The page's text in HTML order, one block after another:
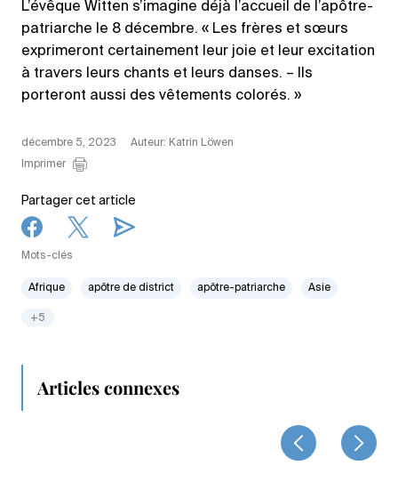
L’évêque Witten s’imagine déjà l’accueil de l’apôtre-
patriarche le 8 décembre. « Les frères et sœurs
exprimeront certainement leur joie et leur excitation
à travers leurs chants et leurs danses. – Ils
porteront aussi des vêtements colorés. »
décembre 5, 2023
Auteur: Katrin Löwen
Imprimer
Partager cet article
Mots-clés
Afrique apôtre de district apôtre-patriarche Asie
+5
Articles connexes